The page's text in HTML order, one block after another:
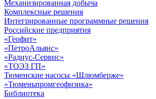
Механизированная добыча
Комплексные решения
Интегрированные программные решения
Российские предприятия
«Геофит»
«ПетроАльянс»
«Радиус-Сервис»
«ТОЭЗ ГП»
Тюменские насосы «Шлюмберже»
«Тюменьпромгеофизика»
Библиотека